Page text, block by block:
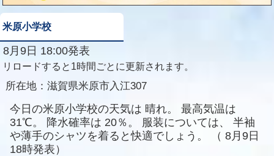
米原小学校
8月9日 18:00発表
リロードすると1時間ごとに更新されます。
所在地： 滋賀県米原市入江307
今日の米原小学校の天気は 晴れ。
最高気温は
31℃。
降水確率は 20％。 服装については、
半袖
や薄手のシャツを着ると快適でしょう。
（ 8月9日
18時発表）